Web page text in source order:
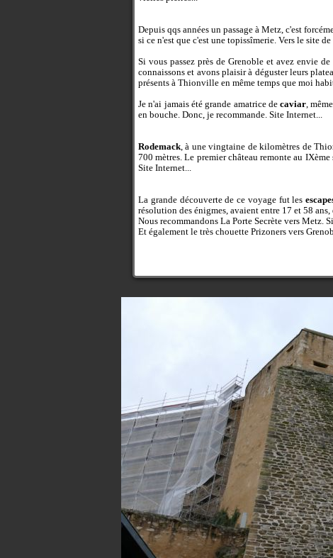
Depuis qqs années un passage à Metz, c'est
si ce n'est que c'est une topissîmerie. Vers le site de
Si vous passez près de Grenoble et avez envie
connaissons et avons plaisir à déguster leurs
présents à Thionville en même temps que moi
Je n'ai jamais été grande amatrice decaviar,
en bouche. Donc, je recommande. Site Internet...
Rodemack, à une vingtaine de kilomètres de
700 mètres. Le premier château remonte au
Site Internet...
La grande découverte de ce voyage fut les
résolution des énigmes, avaient entre 17 et 58
Nous recommandons La Porte Secrète vers Metz.
Et également le très chouette Prizoners vers